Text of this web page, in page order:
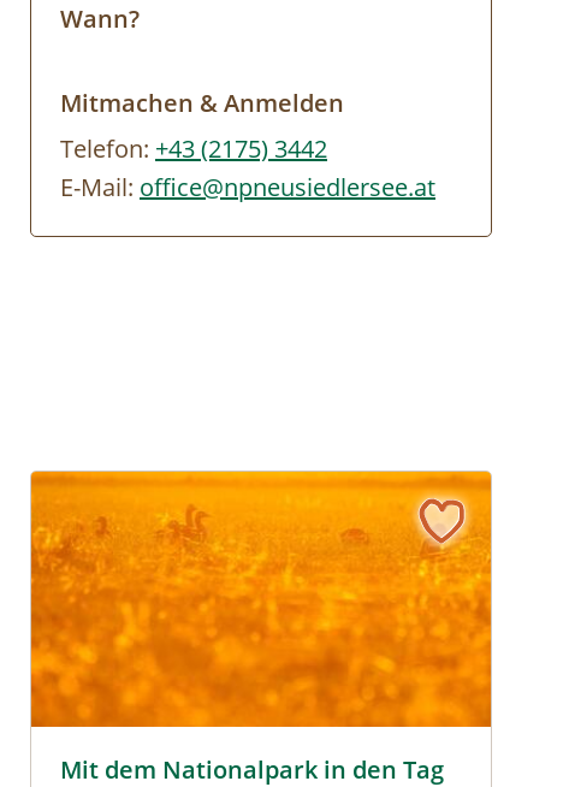
Wann?
Mitmachen & Anmelden
Telefon: +43 (2175) 3442
E-Mail: office@npneusiedlersee.at
Mit dem Nationalpark in den Tag